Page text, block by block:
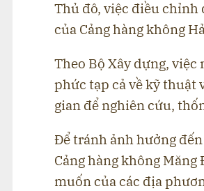
Thủ đô, việc điều chỉnh
của Cảng hàng không
Theo Bộ Xây dựng,
phức tạp cả về kỹ thuật
gian để nghiên cứu,
Để tránh ảnh hưởng
Cảng hàng không
muốn của các địa